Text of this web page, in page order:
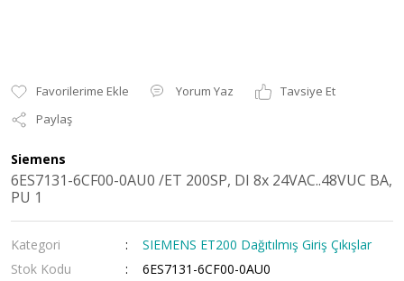
Yorum Yaz
Tavsiye Et
Paylaş
Siemens
6ES7131-6CF00-0AU0 /ET 200SP, DI 8x 24VAC..48VUC BA,
PU 1
Kategori
SIEMENS ET200 Dağıtılmış Giriş Çıkışlar
Stok Kodu
6ES7131-6CF00-0AU0